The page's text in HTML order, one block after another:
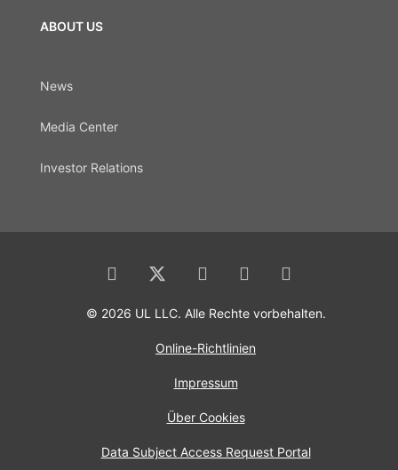
ABOUT US
News
Media Center
Investor Relations
© 2026 UL LLC. Alle Rechte vorbehalten.
Online-Richtlinien
Impressum
Über Cookies
Data Subject Access Request Portal